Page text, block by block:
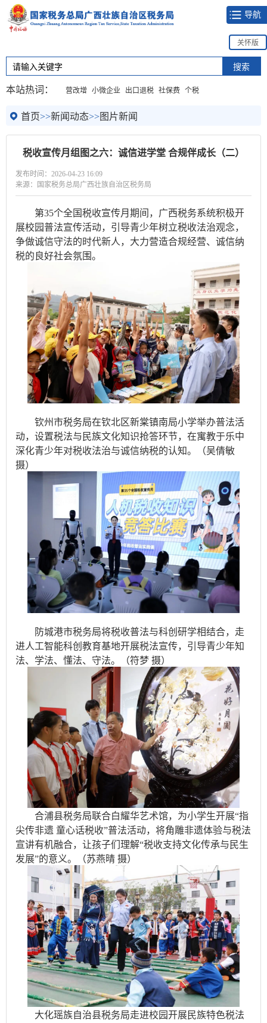
导航
关怀版
本站热词： 营改增 小微企业 出口退税 社保费 个税
首页>>新闻动态>>图片新闻
税收宣传月组图之六：诚信进学堂 合规伴成长（二）
发布时间：2026-04-23 16:09
来源：国家税务总局广西壮族自治区税务局
第35个全国税收宣传月期间，广西税务系统积极开
展校园普法宣传活动，引导青少年树立税收法治观念，
争做诚信守法的时代新人，大力营造合规经营、诚信纳
税的良好社会氛围。
钦州市税务局在钦北区新棠镇南局小学举办普法活
动，设置税法与民族文化知识抢答环节，在寓教于乐中
深化青少年对税收法治与诚信纳税的认知。（吴倩敏
摄）
防城港市税务局将税收普法与科创研学相结合，走
进人工智能科创教育基地开展税法宣传，引导青少年知
法、学法、懂法、守法。（符梦 摄）
合浦县税务局联合白耀华艺术馆，为小学生开展“指
尖传非遗 童心话税收”普法活动，将角雕非遗体验与税法
宣讲有机融合，让孩子们理解“税收支持文化传承与民生
发展”的意义。（苏燕晴 摄）
大化瑶族自治县税务局走进校园开展民族特色税法